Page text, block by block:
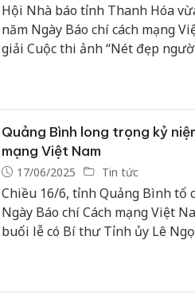
Hội Nhà báo tỉnh Thanh Hóa
năm Ngày Báo chí cách mạng
giải Cuộc thi ảnh “Nét đẹp
Quảng Bình long trọng kỷ
mạng Việt Nam
17/06/2025 Tin tức
Chiều 16/6, tỉnh Quảng Bình tổ
Ngày Báo chí Cách mạng Việt
buổi lễ có Bí thư Tỉnh ủy Lê
Hội Nhà báo trên địa bàn.